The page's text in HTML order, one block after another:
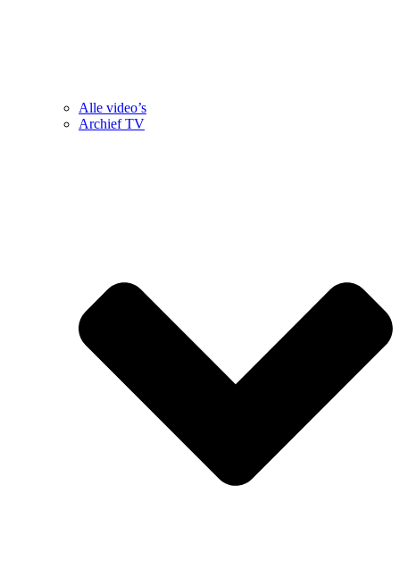
Alle video’s
Archief TV